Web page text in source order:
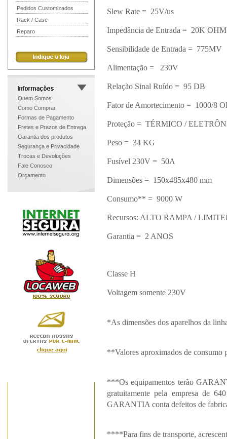
Pedidos Customizados
Rack / Case
Reparo
Quem Somos
Como Comprar
Formas de Pagamento
Fretes e Prazos de Entrega
Garantia dos produtos
Segurança e Privacidade
Trocas e Devoluções
Fale Conosco
Orçamento
Slew Rate = 25V/us
Impedância de Entrada = 20K
Sensibilidade de Entrada = 775MV
Alimentação = 230V
Relação Sinal Ruído = 95 DB
Fator de Amortecimento = 1000/8
Proteção = TÉRMICO /
Peso = 34 KG
Fusível 230V = 50A
Dimensões = 150x485x480 mm
Consumo** = 9000 W
Recursos: ALTO RAMPA /
Garantia = 2 ANOS
Classe H
Voltagem somente 230V
*As dimensões dos aparelhos da
**Valores aproximados de consumo
***Os equipamentos terão
gratuitamente pela empresa de
GARANTIA conta defeitos de
****Para fins de transporte,